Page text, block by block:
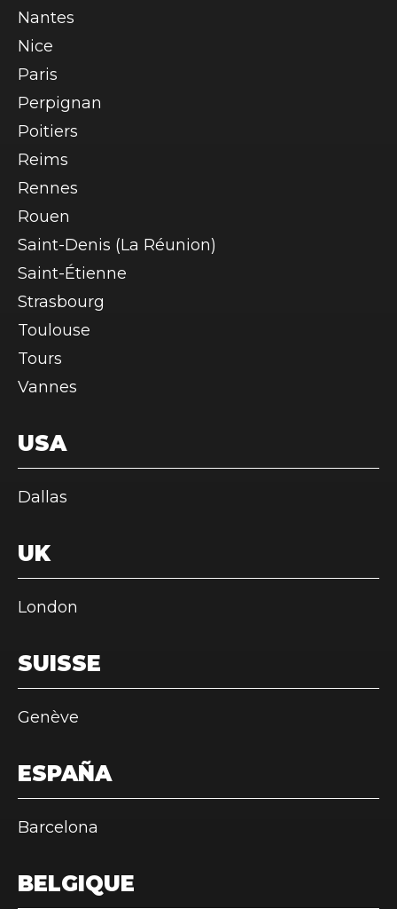
Nantes
Nice
Paris
Perpignan
Poitiers
Reims
Rennes
Rouen
Saint-Denis (La Réunion)
Saint-Étienne
Strasbourg
Toulouse
Tours
Vannes
USA
Dallas
UK
London
SUISSE
Genève
ESPAÑA
Barcelona
BELGIQUE